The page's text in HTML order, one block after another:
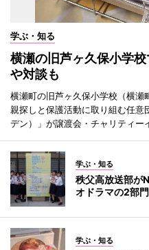
学ぶ・知る
横瀬の旧芦ヶ久保小学
や対談も
横瀬町の旧芦ヶ久保小学校（横
親探しと保護活動に取り組む任
デン）」が譲渡会・チャリティー
学ぶ・知る
秩父高放送部が
オドラマの2部門
学ぶ・知る